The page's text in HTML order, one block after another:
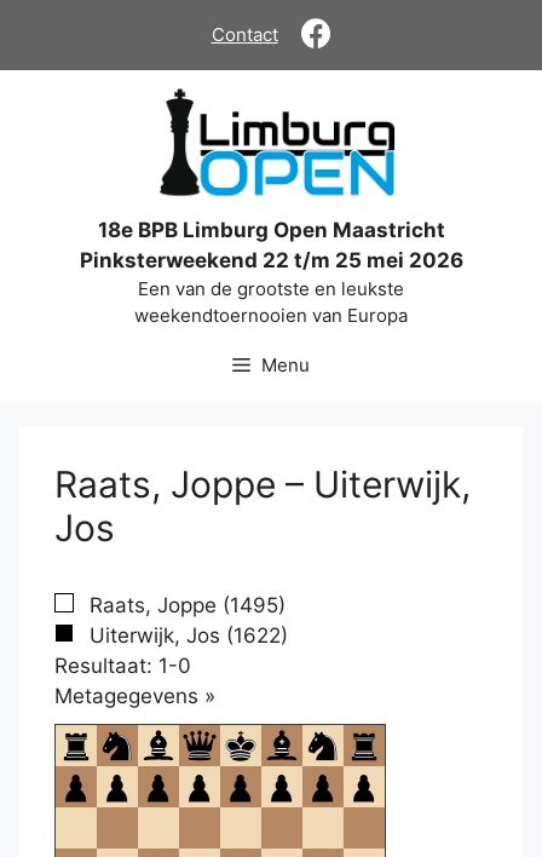
de
Contact
18e BPB Limburg Open Maastricht
Pinksterweekend 22 t/m 25 mei 2026
Een van de grootste en leukste
weekendtoernooien van Europa
Menu
Raats, Joppe – Uiterwijk,
Jos
Raats, Joppe (1495)
Uiterwijk, Jos (1622)
Resultaat: 1-0
Metagegevens »
om
te
openen.